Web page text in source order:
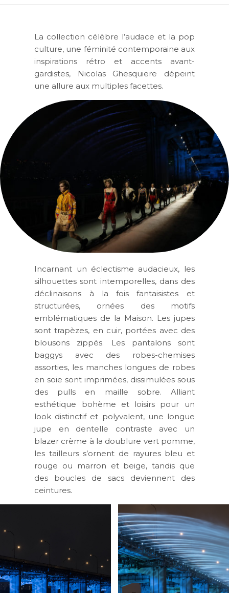
La collection célèbre l’audace et la pop
culture, une féminité contemporaine aux
inspirations rétro et accents avant-
gardistes, Nicolas Ghesquiere dépeint
une allure aux multiples facettes.
Incarnant un éclectisme audacieux, les
silhouettes sont intemporelles, dans des
déclinaisons à la fois fantaisistes et
structurées, ornées des motifs
emblématiques de la Maison. Les jupes
sont trapèzes, en cuir, portées avec des
blousons zippés. Les pantalons sont
baggys avec des robes-chemises
assorties, les manches longues de robes
en soie sont imprimées, dissimulées sous
des pulls en maille sobre. Alliant
esthétique bohème et loisirs pour un
look distinctif et polyvalent, une longue
jupe en dentelle contraste avec un
blazer crème à la doublure vert pomme,
les tailleurs s’ornent de rayures bleu et
rouge ou marron et beige, tandis que
des boucles de sacs deviennent des
ceintures.